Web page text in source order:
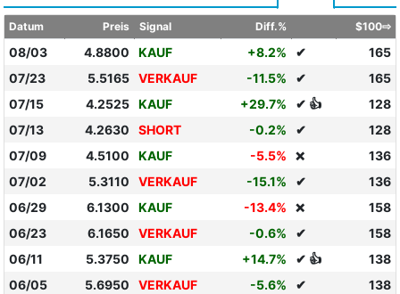
Datum Preis Signal Diff.% $100⇨
08/03 4.8800 KAUF +8.2% ✔
165
07/23
5.5165 VERKAUF -11.5% ✔
165
07/15
4.2525 KAUF +29.7% ✔ 👍
128
07/13
4.2630 SHORT -0.2% ✔
128
07/09
4.5100 KAUF -5.5% ❌
136
07/02
5.3110 VERKAUF -15.1% ✔
136
06/29
6.1300 KAUF -13.4% ❌
158
06/23
6.1650 VERKAUF -0.6% ✔
158
06/11
5.3750 KAUF +14.7% ✔ 👍
138
06/05
5.6950 VERKAUF -5.6% ✔
138